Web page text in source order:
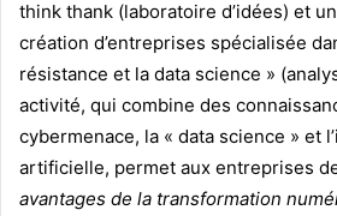
think thank (laboratoire d’idées) et
création d’entreprises spécialisée
résistance et la data science »
activité, qui combine des
cybermenace, la « data science » et
artificielle, permet aux entreprises
avantages de la transformation